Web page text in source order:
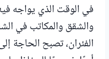
في الوقت الذي يواجه
والشقق والمكاتب في
الفئران، تصبح الحاجة